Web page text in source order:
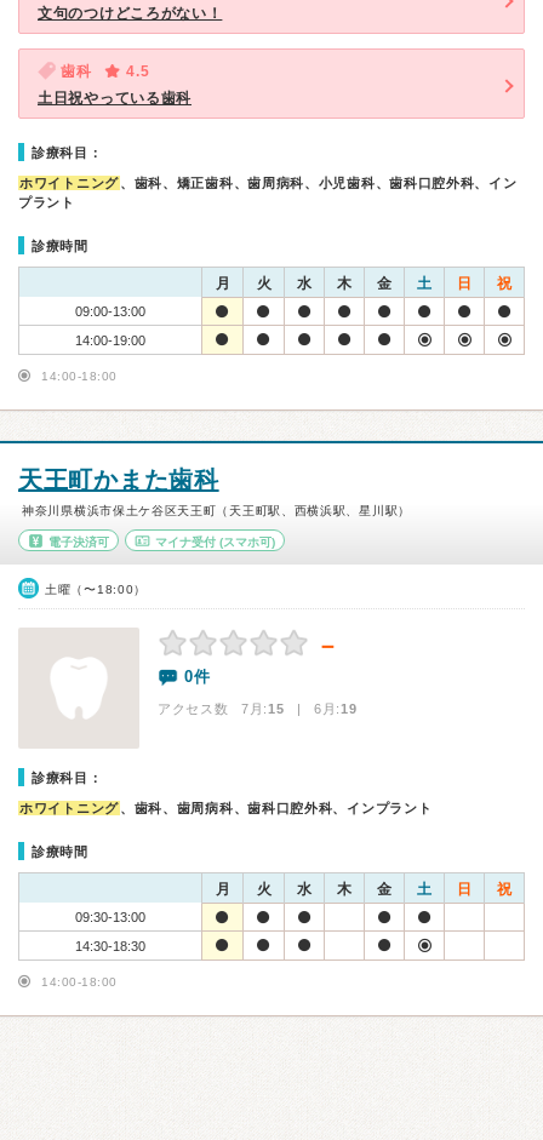
文句のつけどころがない！
歯科
4.5
土日祝やっている歯科
診療科目：
ホワイトニング、歯科、矯正歯科、歯周病科、小児歯科、歯科口腔外科、イン
プラント
診療時間
月 火 水 木 金 土 日 祝
09:00-13:00
14:00-19:00
14:00-18:00
天王町かまた歯科
神奈川県横浜市保土ケ谷区天王町（天王町駅、西横浜駅、星川駅）
電子決済可 マイナ受付(スマホ可)
土曜（〜18:00）
－
0件
アクセス数 7月:15 | 6月:19
診療科目：
ホワイトニング、歯科、歯周病科、歯科口腔外科、インプラント
診療時間
月 火 水 木 金 土 日 祝
09:30-13:00
14:30-18:30
14:00-18:00